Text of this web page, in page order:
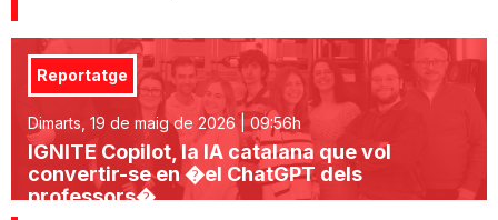
Reportatge
Dimarts, 19 de maig de 2026 | 09:56h
IGNITE Copilot, la IA catalana que vol
convertir-se en �el ChatGPT dels
professors�